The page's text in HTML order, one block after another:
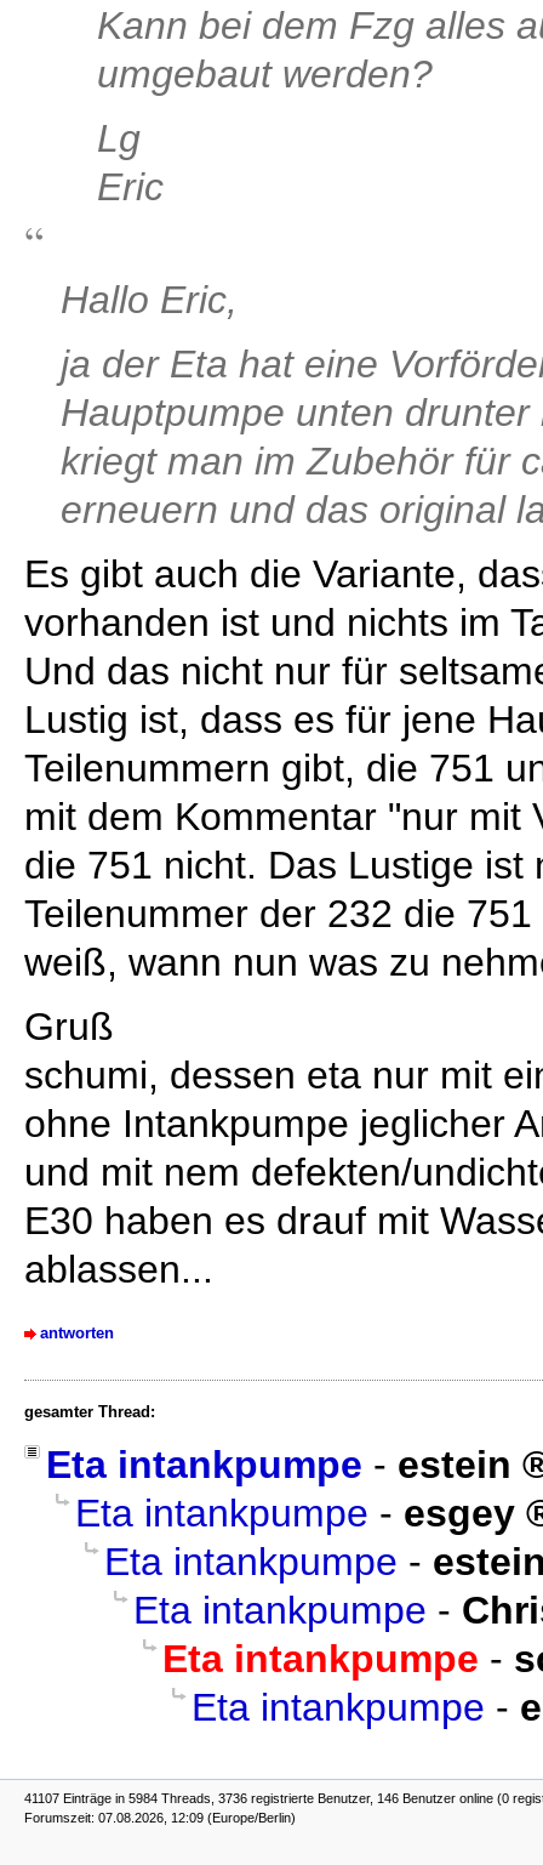
Kann bei dem Fzg alles
umgebaut werden?
Lg
Eric
Hallo Eric,
ja der Eta hat eine
Hauptpumpe unten
kriegt man im Zubehör für
erneuern und das original
Es gibt auch die Variante,
vorhanden ist und nichts im
Und das nicht nur für
Lustig ist, dass es für jene
Teilenummern gibt, die 751
mit dem Kommentar "nur mit
die 751 nicht. Das Lustige ist
Teilenummer der 232 die
weiß, wann nun was zu
Gruß
schumi, dessen eta nur mit
ohne Intankpumpe jeglicher
und mit nem defekten/
E30 haben es drauf mit
ablassen...
antworten
gesamter Thread:
Eta intankpumpe - estein
Eta intankpumpe - esgey
Eta intankpumpe -
Eta intankpumpe -
Eta intankpumpe -
Eta intankpumpe -
41107 Einträge in 5984 Threads, 3736 registrierte Benutzer, 146 Benutzer online (0
Forumszeit: 07.08.2026, 12:09 (Europe/Berlin)